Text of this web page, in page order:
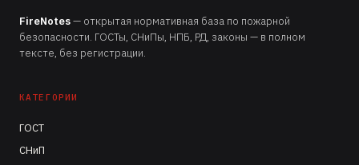
FireNotes— открытая нормативная база по пожарной
безопасности. ГОСТы, СНиПы, НПБ, РД, законы — в полном
тексте, без регистрации.
КАТЕГОРИИ
ГОСТ
СНиП